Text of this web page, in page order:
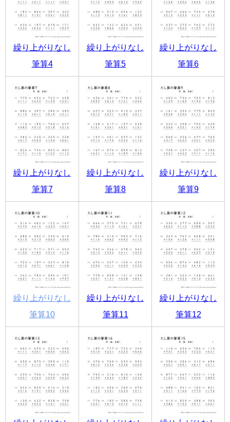
繰り上がりなし
筆算4
繰り上がりなし
筆算5
繰り上がりなし
筆算6
繰り上がりなし
筆算7
繰り上がりなし
筆算8
繰り上がりなし
筆算9
繰り上がりなし
筆算10
繰り上がりなし
筆算11
繰り上がりなし
筆算12